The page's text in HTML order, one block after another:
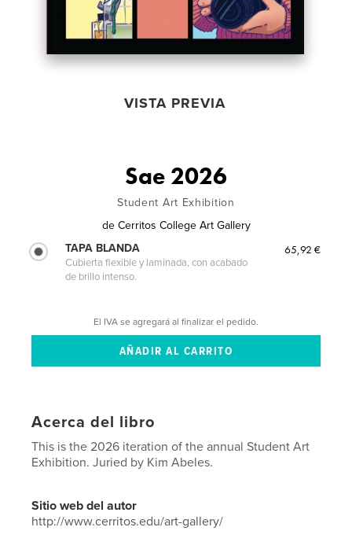
VISTA PREVIA
Sae 2026
Student Art Exhibition
de Cerritos College Art Gallery
TAPA BLANDA
Cubierta flexible y laminada, con acabado
de brillo intenso.
65,92 €
El IVA se agregará al finalizar el pedido.
Acerca del libro
This is the 2026 iteration of the annual Student Art
Exhibition. Juried by Kim Abeles.
Sitio web del autor
http://www.cerritos.edu/art-gallery/